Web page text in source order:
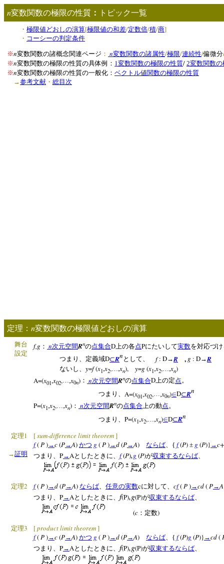
n変数関数の極限の性質 ： トピック一覧
・ 極限値どおしの演算[極限値の和差/定数倍/積/商]
・ コーシーの判定条件
※n変数関数の諸概念関連ページ ： n変数関数の諸属性/極限/連続性/偏微分
※n変数関数の極限の性質の具体例： 1変数関数の極限の性質/ 2変数関数
※n変数関数の極限の性質の一般化： ベクトル値関数の極限の性質
→参考文献 ・ 総目次
定理： n変数関数の極限値どおしの演算
舞台
設定
f,g ： n次元空間Rnの点集合D上の各点Pにたいして実数を対応づ
つまり、定義域D⊂Rn として、 f: D→R ,g : D→R
ないし、 y=f(x1,x2, ,xn), y=g (x1,x2, ,xn)
A=(x01,x02,…,x0n) ： n次元空間Rnの点集合D上の定 点。
つまり、 A=(x01,x02,…,x0n)∈D⊂Rn
P=(x1,x2,…,xn) ： n次元空間Rnの点集合上の動点。
つまり、 P=(x1,x2,…,xn)∈D⊂Rn
定理1
→証明
[sum-difference limit theorem]
f(P)→c(P→A) かつ g (P)→d(P→A) ならば、{ f(P) ± g (P)} →
つまり、 P→Aとしたときに、 f(P),g (P)が収束するならば、
定理2 f(P)→d(P→A) ならば、 任意の実数cに対して、 cf(P)→cd(P→
つまり、 P→Aとしたときに、 f(P),g(P)が収束するならば、
(c ：定数)
定理3 [product limit theorem]
f(P)→c(P→A) かつ g (P)→d(P→A) ならば、{ f(P)g (P)} →cd(
つまり、 P→Aとしたときに、 f(P),g(P)が収束するならば、